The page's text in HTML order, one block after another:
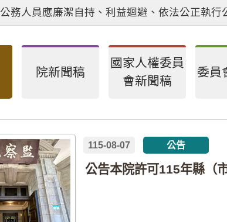
公務人員應廉潔自持、利益迴避、依法公正執
院新聞稿
國家人權委員
會新聞稿
委員
115-08-07 公告